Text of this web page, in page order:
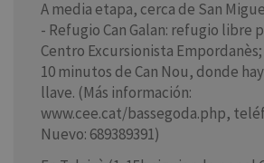
A media etapa, cerca de San
- Refugio Can Galan: refugio libre
Centro Excursionista
10 minutos de Can Nou, donde
llave. (Más información:
www.cee.cat/bassegoda.php,
Nuevo: 689389391)